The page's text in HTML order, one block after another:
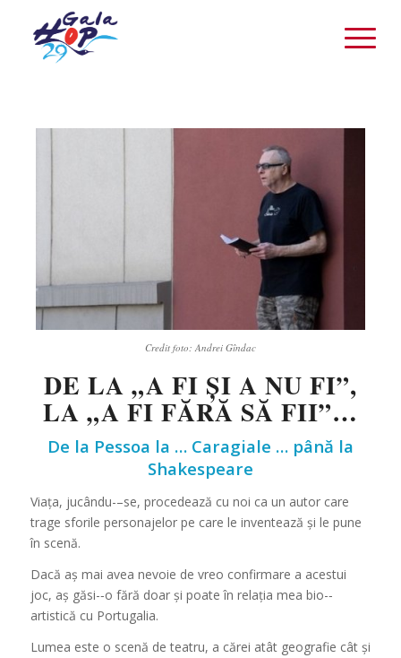
Credit foto: Andrei Gîndac
DE LA „A FI ȘI A NU FI”,
LA „A FI FĂRĂ SĂ FII”…
De la Pessoa la … Caragiale … până la
Shakespeare
Viața, jucându-–se, procedează cu noi ca un autor care
trage sforile personajelor pe care le inventează și le pune
în scenă.
Dacă aș mai avea nevoie de vreo confirmare a acestui
joc, aș găsi-­‐o fără doar și poate în relația mea bio-­‐
artistică cu Portugalia.
Lumea este o scenă de teatru, a cărei atât geografie cât și